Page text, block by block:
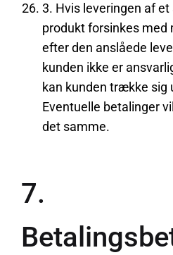
3. Hvis leveringen af
produkt forsinkes med
efter den anslåede
kunden ikke er
kan kunden trække sig
Eventuelle betalinger
det samme.
7.